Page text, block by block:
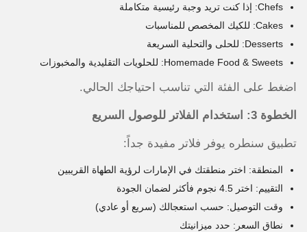
Chefs: إذا كنت تريد وجبة رئيسية متكاملة
Cakes: للكيك المخصص للمناسبات
Desserts: للحلى والتحلية السريعة
Homemade Food & Sweets: للحلويات التقليدية والمخبوزات
اضغط على الفئة التي تناسب احتياجك الحالي.
الخطوة 3: استخدام الفلاتر للوصول السريع
تطبيق سنطره يوفر فلاتر مفيدة جداً:
المنطقة: اختر منطقتك في الإمارات لرؤية الطهاة القريبين
التقييم: اختر 4.5 نجوم فأكثر لضمان الجودة
وقت التوصيل: حسب استعجالك (سريع أو عادي)
نطاق السعر: حدد ميزانيتك